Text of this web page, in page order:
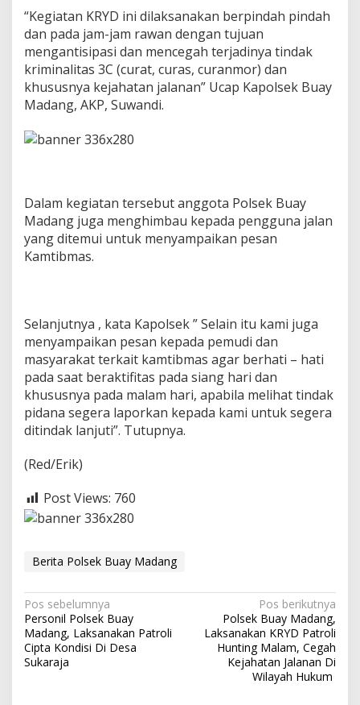
a
S
t
a
n
d
P
o
l
H
g
S
i
a
n
g
D
e
r
S
k
r
j
a
“Kegiatan KRYD ini dilaksanakan berpindah pindah
dan pada jam-jam rawan dengan tujuan
mengantisipasi dan mencegah terjadinya tindak
kriminalitas 3C (curat, curas, curanmor) dan
khususnya kejahatan jalanan” Ucap Kapolsek Buay
Madang, AKP, Suwandi.
Dalam kegiatan tersebut anggota Polsek Buay
Madang juga menghimbau kepada pengguna jalan
yang ditemui untuk menyampaikan pesan
Kamtibmas.
Selanjutnya , kata Kapolsek ” Selain itu kami juga
menyampaikan pesan kepada pemudi dan
masyarakat terkait kamtibmas agar berhati – hati
pada saat beraktifitas pada siang hari dan
khususnya pada malam hari, apabila melihat tindak
pidana segera laporkan kepada kami untuk segera
ditindak lanjuti”. Tutupnya.
(Red/Erik)
Post Views: 760
Berita Polsek Buay Madang
N
a
v
i
Pos sebelumnya
Personil Polsek Buay
Madang, Laksanakan Patroli
Cipta Kondisi Di Desa
Sukaraja
Pos berikutnya
Polsek Buay Madang,
Laksanakan KRYD Patroli
Hunting Malam, Cegah
Kejahatan Jalanan Di
Wilayah Hukum